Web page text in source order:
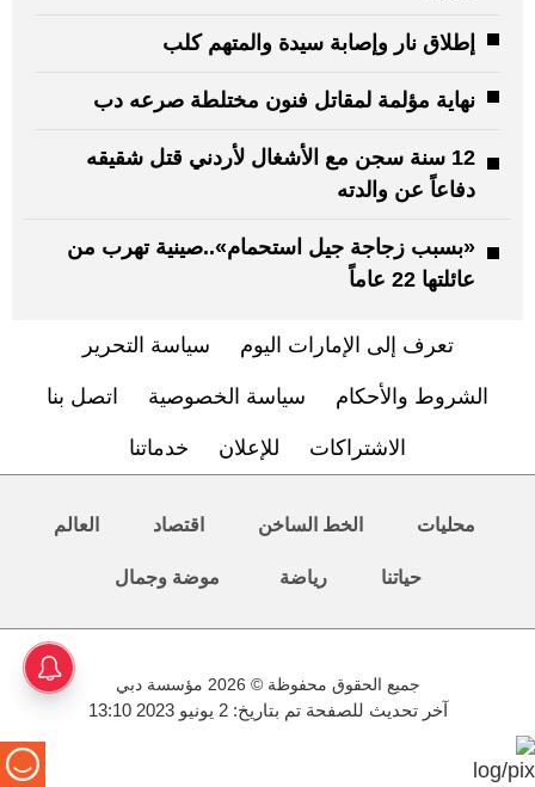
إطلاق نار وإصابة سيدة والمتهم كلب
نهاية مؤلمة لمقاتل فنون مختلطة صرعه دب
12 سنة سجن مع الأشغال لأردني قتل شقيقه
دفاعاً عن والدته
«بسبب زجاجة جيل استحمام»..صينية تهرب من
عائلتها 22 عاماً
تعرف إلى الإمارات اليوم سياسة التحرير
الشروط والأحكام سياسة الخصوصية اتصل بنا
الاشتراكات للإعلان خدماتنا
محليات الخط الساخن اقتصاد العالم
حياتنا رياضة موضة وجمال
جميع الحقوق محفوظة © 2026 مؤسسة دبي
آخر تحديث للصفحة تم بتاريخ: 2 يونيو 2023 13:10